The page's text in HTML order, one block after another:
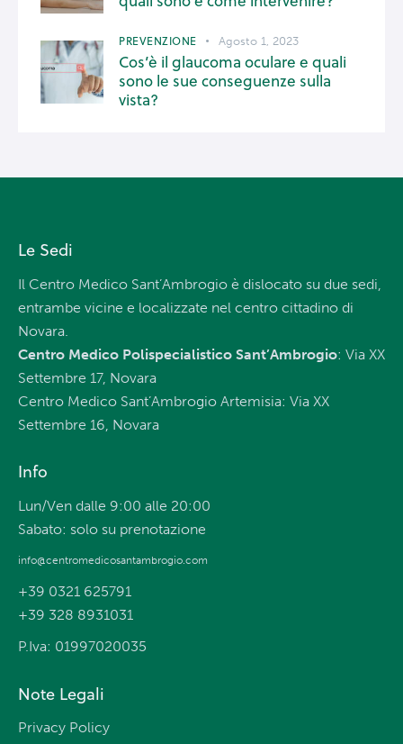
PREVENZIONE Agosto 1, 2023
Cos’è il glaucoma oculare e quali
sono le sue conseguenze sulla
vista?
Le Sedi
Il Centro Medico Sant’Ambrogio è dislocato su due sedi,
entrambe vicine e localizzate nel centro cittadino di
Novara.
Centro Medico Polispecialistico Sant’Ambrogio: Via XX
Settembre 17, Novara
Centro Medico Sant’Ambrogio Artemisia: Via XX
Settembre 16, Novara
Info
Lun/Ven dalle 9:00 alle 20:00
Sabato: solo su prenotazione
info@centromedicosantambrogio.com
+39 0321 625791
+39 328 8931031
P.Iva: 01997020035
Note Legali
Privacy Policy